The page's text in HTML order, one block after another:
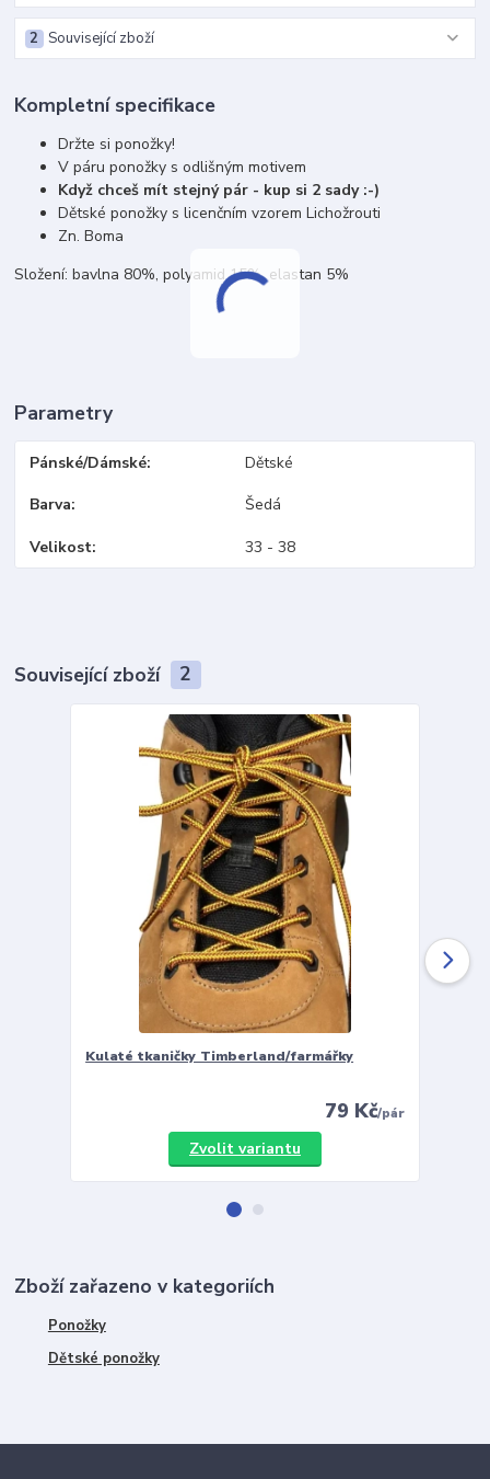
Související zboží
2
Kompletní specifikace
Držte si ponožky!
V páru ponožky s odlišným motivem
Když chceš mít stejný pár - kup si 2 sady :-)
Dětské ponožky s licenčním vzorem Lichožrouti
Zn. Boma
Složení: bavlna 80%, polyamid 15%, elastan 5%
Parametry
Pánské/Dámské Dětské
Barva Šedá
Velikost 33 - 38
Související zboží 2
Kulaté tkaničky Timberland/farmářky
79 Kč/pár
Zvolit variantu
Zboží zařazeno v kategoriích
Ponožky
Dětské ponožky